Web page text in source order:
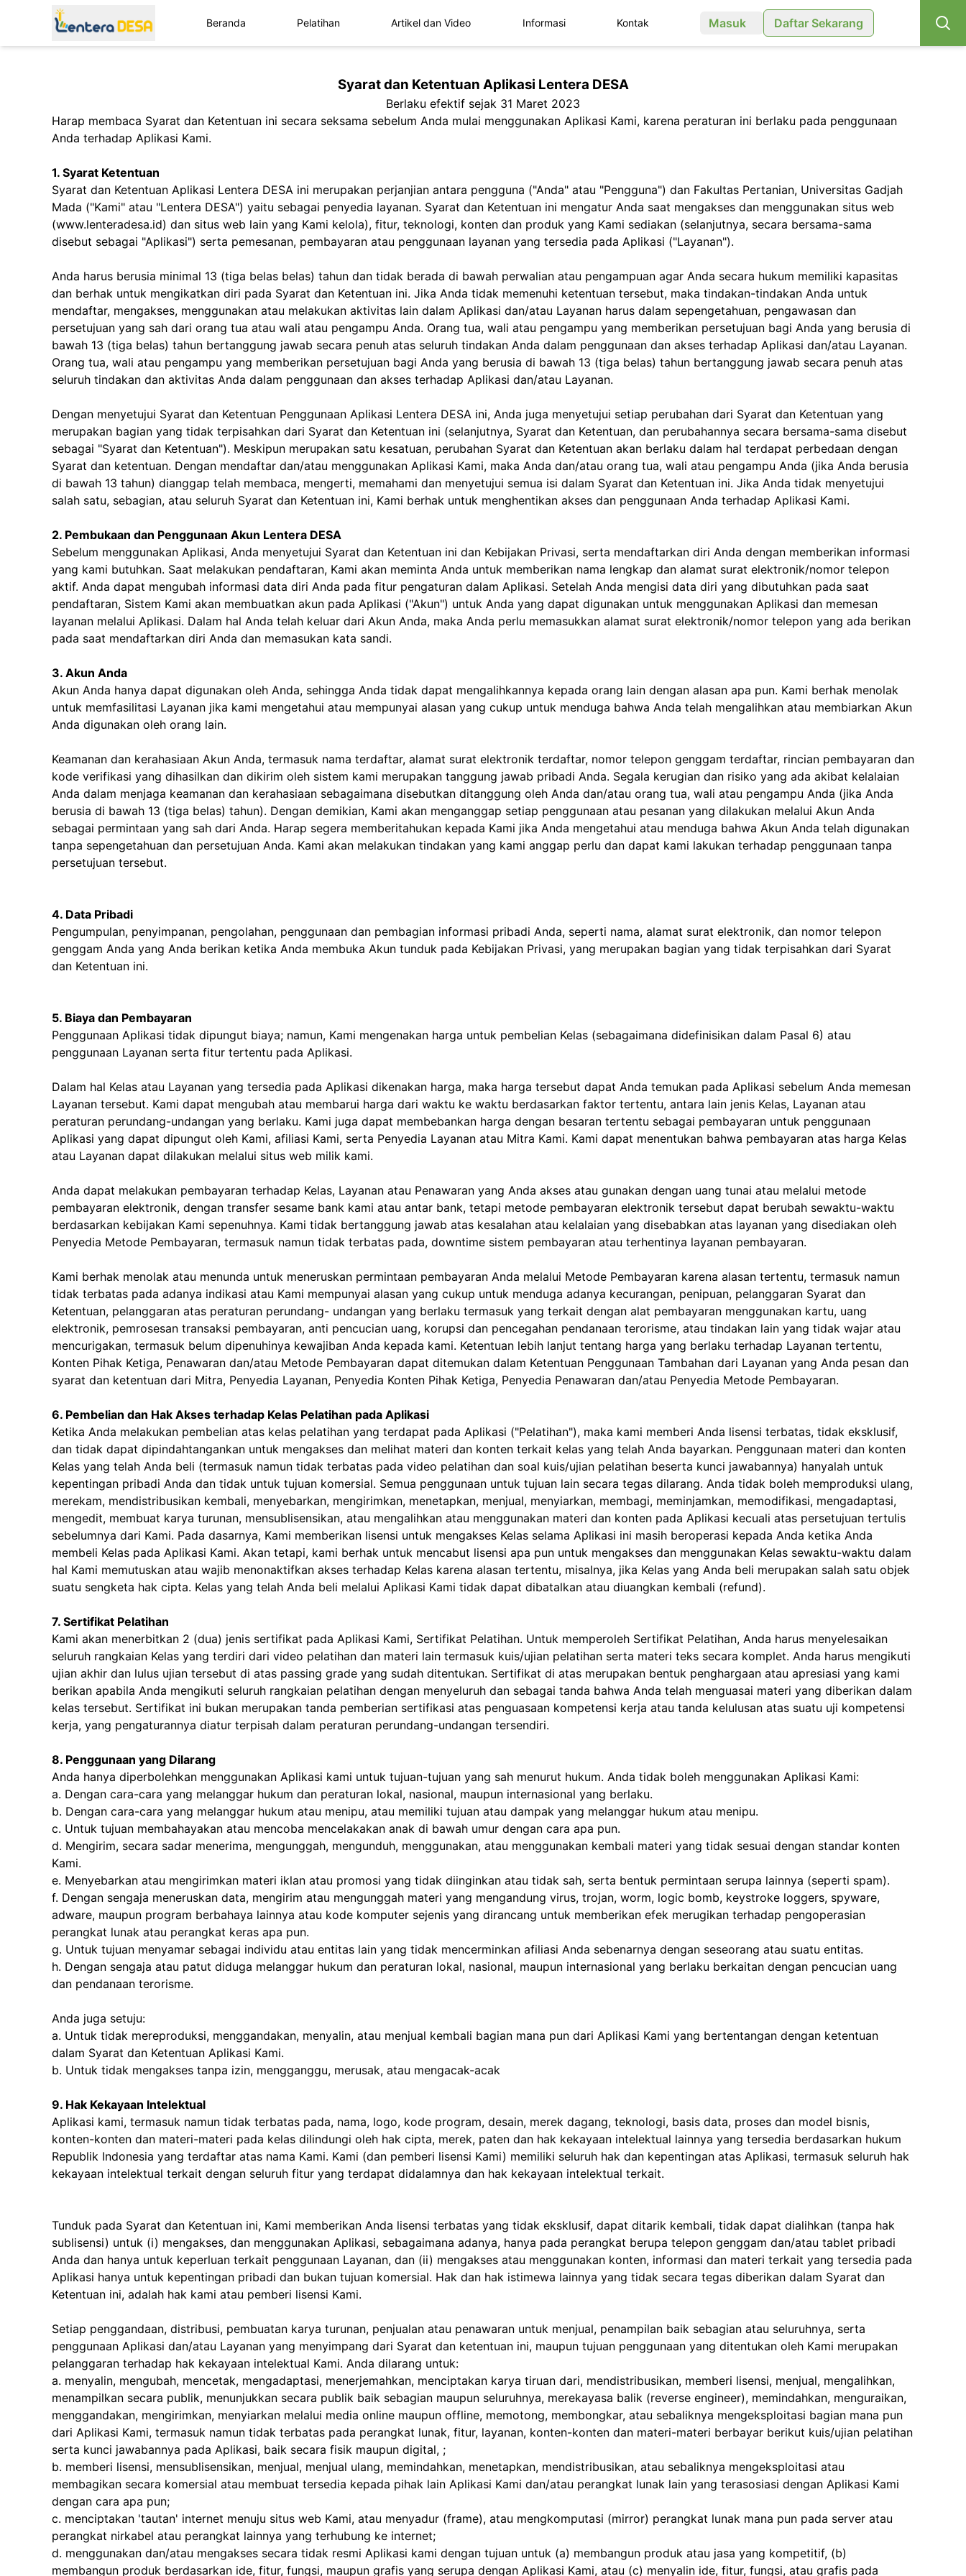
Beranda Pelatihan Artikel dan Video Informasi Kontak Masuk Daftar Sekarang
Syarat dan Ketentuan Aplikasi Lentera DESA
Berlaku efektif sejak 31 Maret 2023
Harap membaca Syarat dan Ketentuan ini secara seksama sebelum Anda mulai menggunakan Aplikasi Kami, karena peraturan ini berlaku pada penggunaan
Anda terhadap Aplikasi Kami.
1. Syarat Ketentuan
Syarat dan Ketentuan Aplikasi Lentera DESA ini merupakan perjanjian antara pengguna ("Anda" atau "Pengguna") dan Fakultas Pertanian, Universitas Gadjah
Mada ("Kami" atau "Lentera DESA") yaitu sebagai penyedia layanan. Syarat dan Ketentuan ini mengatur Anda saat mengakses dan menggunakan situs web
(www.lenteradesa.id) dan situs web lain yang Kami kelola), fitur, teknologi, konten dan produk yang Kami sediakan (selanjutnya, secara bersama-sama
disebut sebagai "Aplikasi") serta pemesanan, pembayaran atau penggunaan layanan yang tersedia pada Aplikasi ("Layanan").
Anda harus berusia minimal 13 (tiga belas belas) tahun dan tidak berada di bawah perwalian atau pengampuan agar Anda secara hukum memiliki kapasitas
dan berhak untuk mengikatkan diri pada Syarat dan Ketentuan ini. Jika Anda tidak memenuhi ketentuan tersebut, maka tindakan-tindakan Anda untuk
mendaftar, mengakses, menggunakan atau melakukan aktivitas lain dalam Aplikasi dan/atau Layanan harus dalam sepengetahuan, pengawasan dan
persetujuan yang sah dari orang tua atau wali atau pengampu Anda. Orang tua, wali atau pengampu yang memberikan persetujuan bagi Anda yang berusia di
bawah 13 (tiga belas) tahun bertanggung jawab secara penuh atas seluruh tindakan Anda dalam penggunaan dan akses terhadap Aplikasi dan/atau Layanan.
Orang tua, wali atau pengampu yang memberikan persetujuan bagi Anda yang berusia di bawah 13 (tiga belas) tahun bertanggung jawab secara penuh atas
seluruh tindakan dan aktivitas Anda dalam penggunaan dan akses terhadap Aplikasi dan/atau Layanan.
Dengan menyetujui Syarat dan Ketentuan Penggunaan Aplikasi Lentera DESA ini, Anda juga menyetujui setiap perubahan dari Syarat dan Ketentuan yang
merupakan bagian yang tidak terpisahkan dari Syarat dan Ketentuan ini (selanjutnya, Syarat dan Ketentuan, dan perubahannya secara bersama-sama disebut
sebagai "Syarat dan Ketentuan"). Meskipun merupakan satu kesatuan, perubahan Syarat dan Ketentuan akan berlaku dalam hal terdapat perbedaan dengan
Syarat dan ketentuan. Dengan mendaftar dan/atau menggunakan Aplikasi Kami, maka Anda dan/atau orang tua, wali atau pengampu Anda (jika Anda berusia
di bawah 13 tahun) dianggap telah membaca, mengerti, memahami dan menyetujui semua isi dalam Syarat dan Ketentuan ini. Jika Anda tidak menyetujui
salah satu, sebagian, atau seluruh Syarat dan Ketentuan ini, Kami berhak untuk menghentikan akses dan penggunaan Anda terhadap Aplikasi Kami.
2. Pembukaan dan Penggunaan Akun Lentera DESA
Sebelum menggunakan Aplikasi, Anda menyetujui Syarat dan Ketentuan ini dan Kebijakan Privasi, serta mendaftarkan diri Anda dengan memberikan informasi
yang kami butuhkan. Saat melakukan pendaftaran, Kami akan meminta Anda untuk memberikan nama lengkap dan alamat surat elektronik/nomor telepon
aktif. Anda dapat mengubah informasi data diri Anda pada fitur pengaturan dalam Aplikasi. Setelah Anda mengisi data diri yang dibutuhkan pada saat
pendaftaran, Sistem Kami akan membuatkan akun pada Aplikasi ("Akun") untuk Anda yang dapat digunakan untuk menggunakan Aplikasi dan memesan
layanan melalui Aplikasi. Dalam hal Anda telah keluar dari Akun Anda, maka Anda perlu memasukkan alamat surat elektronik/nomor telepon yang ada berikan
pada saat mendaftarkan diri Anda dan memasukan kata sandi.
3. Akun Anda
Akun Anda hanya dapat digunakan oleh Anda, sehingga Anda tidak dapat mengalihkannya kepada orang lain dengan alasan apa pun. Kami berhak menolak
untuk memfasilitasi Layanan jika kami mengetahui atau mempunyai alasan yang cukup untuk menduga bahwa Anda telah mengalihkan atau membiarkan Akun
Anda digunakan oleh orang lain.
Keamanan dan kerahasiaan Akun Anda, termasuk nama terdaftar, alamat surat elektronik terdaftar, nomor telepon genggam terdaftar, rincian pembayaran dan
kode verifikasi yang dihasilkan dan dikirim oleh sistem kami merupakan tanggung jawab pribadi Anda. Segala kerugian dan risiko yang ada akibat kelalaian
Anda dalam menjaga keamanan dan kerahasiaan sebagaimana disebutkan ditanggung oleh Anda dan/atau orang tua, wali atau pengampu Anda (jika Anda
berusia di bawah 13 (tiga belas) tahun). Dengan demikian, Kami akan menganggap setiap penggunaan atau pesanan yang dilakukan melalui Akun Anda
sebagai permintaan yang sah dari Anda. Harap segera memberitahukan kepada Kami jika Anda mengetahui atau menduga bahwa Akun Anda telah digunakan
tanpa sepengetahuan dan persetujuan Anda. Kami akan melakukan tindakan yang kami anggap perlu dan dapat kami lakukan terhadap penggunaan tanpa
persetujuan tersebut.
4. Data Pribadi
Pengumpulan, penyimpanan, pengolahan, penggunaan dan pembagian informasi pribadi Anda, seperti nama, alamat surat elektronik, dan nomor telepon
genggam Anda yang Anda berikan ketika Anda membuka Akun tunduk pada Kebijakan Privasi, yang merupakan bagian yang tidak terpisahkan dari Syarat
dan Ketentuan ini.
5. Biaya dan Pembayaran
Penggunaan Aplikasi tidak dipungut biaya; namun, Kami mengenakan harga untuk pembelian Kelas (sebagaimana didefinisikan dalam Pasal 6) atau
penggunaan Layanan serta fitur tertentu pada Aplikasi.
Dalam hal Kelas atau Layanan yang tersedia pada Aplikasi dikenakan harga, maka harga tersebut dapat Anda temukan pada Aplikasi sebelum Anda memesan
Layanan tersebut. Kami dapat mengubah atau membarui harga dari waktu ke waktu berdasarkan faktor tertentu, antara lain jenis Kelas, Layanan atau
peraturan perundang-undangan yang berlaku. Kami juga dapat membebankan harga dengan besaran tertentu sebagai pembayaran untuk penggunaan
Aplikasi yang dapat dipungut oleh Kami, afiliasi Kami, serta Penyedia Layanan atau Mitra Kami. Kami dapat menentukan bahwa pembayaran atas harga Kelas
atau Layanan dapat dilakukan melalui situs web milik kami.
Anda dapat melakukan pembayaran terhadap Kelas, Layanan atau Penawaran yang Anda akses atau gunakan dengan uang tunai atau melalui metode
pembayaran elektronik, dengan transfer sesame bank kami atau antar bank, tetapi metode pembayaran elektronik tersebut dapat berubah sewaktu-waktu
berdasarkan kebijakan Kami sepenuhnya. Kami tidak bertanggung jawab atas kesalahan atau kelalaian yang disebabkan atas layanan yang disediakan oleh
Penyedia Metode Pembayaran, termasuk namun tidak terbatas pada, downtime sistem pembayaran atau terhentinya layanan pembayaran.
Kami berhak menolak atau menunda untuk meneruskan permintaan pembayaran Anda melalui Metode Pembayaran karena alasan tertentu, termasuk namun
tidak terbatas pada adanya indikasi atau Kami mempunyai alasan yang cukup untuk menduga adanya kecurangan, penipuan, pelanggaran Syarat dan
Ketentuan, pelanggaran atas peraturan perundang- undangan yang berlaku termasuk yang terkait dengan alat pembayaran menggunakan kartu, uang
elektronik, pemrosesan transaksi pembayaran, anti pencucian uang, korupsi dan pencegahan pendanaan terorisme, atau tindakan lain yang tidak wajar atau
mencurigakan, termasuk belum dipenuhinya kewajiban Anda kepada kami. Ketentuan lebih lanjut tentang harga yang berlaku terhadap Layanan tertentu,
Konten Pihak Ketiga, Penawaran dan/atau Metode Pembayaran dapat ditemukan dalam Ketentuan Penggunaan Tambahan dari Layanan yang Anda pesan dan
syarat dan ketentuan dari Mitra, Penyedia Layanan, Penyedia Konten Pihak Ketiga, Penyedia Penawaran dan/atau Penyedia Metode Pembayaran.
6. Pembelian dan Hak Akses terhadap Kelas Pelatihan pada Aplikasi
Ketika Anda melakukan pembelian atas kelas pelatihan yang terdapat pada Aplikasi ("Pelatihan"), maka kami memberi Anda lisensi terbatas, tidak eksklusif,
dan tidak dapat dipindahtangankan untuk mengakses dan melihat materi dan konten terkait kelas yang telah Anda bayarkan. Penggunaan materi dan konten
Kelas yang telah Anda beli (termasuk namun tidak terbatas pada video pelatihan dan soal kuis/ujian pelatihan beserta kunci jawabannya) hanyalah untuk
kepentingan pribadi Anda dan tidak untuk tujuan komersial. Semua penggunaan untuk tujuan lain secara tegas dilarang. Anda tidak boleh memproduksi ulang,
merekam, mendistribusikan kembali, menyebarkan, mengirimkan, menetapkan, menjual, menyiarkan, membagi, meminjamkan, memodifikasi, mengadaptasi,
mengedit, membuat karya turunan, mensublisensikan, atau mengalihkan atau menggunakan materi dan konten pada Aplikasi kecuali atas persetujuan tertulis
sebelumnya dari Kami. Pada dasarnya, Kami memberikan lisensi untuk mengakses Kelas selama Aplikasi ini masih beroperasi kepada Anda ketika Anda
membeli Kelas pada Aplikasi Kami. Akan tetapi, kami berhak untuk mencabut lisensi apa pun untuk mengakses dan menggunakan Kelas sewaktu-waktu dalam
hal Kami memutuskan atau wajib menonaktifkan akses terhadap Kelas karena alasan tertentu, misalnya, jika Kelas yang Anda beli merupakan salah satu objek
suatu sengketa hak cipta. Kelas yang telah Anda beli melalui Aplikasi Kami tidak dapat dibatalkan atau diuangkan kembali (refund).
7. Sertifikat Pelatihan
Kami akan menerbitkan 2 (dua) jenis sertifikat pada Aplikasi Kami, Sertifikat Pelatihan. Untuk memperoleh Sertifikat Pelatihan, Anda harus menyelesaikan
seluruh rangkaian Kelas yang terdiri dari video pelatihan dan materi lain termasuk kuis/ujian pelatihan serta materi teks secara komplet. Anda harus mengikuti
ujian akhir dan lulus ujian tersebut di atas passing grade yang sudah ditentukan. Sertifikat di atas merupakan bentuk penghargaan atau apresiasi yang kami
berikan apabila Anda mengikuti seluruh rangkaian pelatihan dengan menyeluruh dan sebagai tanda bahwa Anda telah menguasai materi yang diberikan dalam
kelas tersebut. Sertifikat ini bukan merupakan tanda pemberian sertifikasi atas penguasaan kompetensi kerja atau tanda kelulusan atas suatu uji kompetensi
kerja, yang pengaturannya diatur terpisah dalam peraturan perundang-undangan tersendiri.
8. Penggunaan yang Dilarang
Anda hanya diperbolehkan menggunakan Aplikasi kami untuk tujuan-tujuan yang sah menurut hukum. Anda tidak boleh menggunakan Aplikasi Kami:
a. Dengan cara-cara yang melanggar hukum dan peraturan lokal, nasional, maupun internasional yang berlaku.
b. Dengan cara-cara yang melanggar hukum atau menipu, atau memiliki tujuan atau dampak yang melanggar hukum atau menipu.
c. Untuk tujuan membahayakan atau mencoba mencelakakan anak di bawah umur dengan cara apa pun.
d. Mengirim, secara sadar menerima, mengunggah, mengunduh, menggunakan, atau menggunakan kembali materi yang tidak sesuai dengan standar konten
Kami.
e. Menyebarkan atau mengirimkan materi iklan atau promosi yang tidak diinginkan atau tidak sah, serta bentuk permintaan serupa lainnya (seperti spam).
f. Dengan sengaja meneruskan data, mengirim atau mengunggah materi yang mengandung virus, trojan, worm, logic bomb, keystroke loggers, spyware,
adware, maupun program berbahaya lainnya atau kode komputer sejenis yang dirancang untuk memberikan efek merugikan terhadap pengoperasian
perangkat lunak atau perangkat keras apa pun.
g. Untuk tujuan menyamar sebagai individu atau entitas lain yang tidak mencerminkan afiliasi Anda sebenarnya dengan seseorang atau suatu entitas.
h. Dengan sengaja atau patut diduga melanggar hukum dan peraturan lokal, nasional, maupun internasional yang berlaku berkaitan dengan pencucian uang
dan pendanaan terorisme.
Anda juga setuju:
a. Untuk tidak mereproduksi, menggandakan, menyalin, atau menjual kembali bagian mana pun dari Aplikasi Kami yang bertentangan dengan ketentuan
dalam Syarat dan Ketentuan Aplikasi Kami.
b. Untuk tidak mengakses tanpa izin, mengganggu, merusak, atau mengacak-acak
9. Hak Kekayaan Intelektual
Aplikasi kami, termasuk namun tidak terbatas pada, nama, logo, kode program, desain, merek dagang, teknologi, basis data, proses dan model bisnis,
konten-konten dan materi-materi pada kelas dilindungi oleh hak cipta, merek, paten dan hak kekayaan intelektual lainnya yang tersedia berdasarkan hukum
Republik Indonesia yang terdaftar atas nama Kami. Kami (dan pemberi lisensi Kami) memiliki seluruh hak dan kepentingan atas Aplikasi, termasuk seluruh hak
kekayaan intelektual terkait dengan seluruh fitur yang terdapat didalamnya dan hak kekayaan intelektual terkait.
Tunduk pada Syarat dan Ketentuan ini, Kami memberikan Anda lisensi terbatas yang tidak eksklusif, dapat ditarik kembali, tidak dapat dialihkan (tanpa hak
sublisensi) untuk (i) mengakses, dan menggunakan Aplikasi, sebagaimana adanya, hanya pada perangkat berupa telepon genggam dan/atau tablet pribadi
Anda dan hanya untuk keperluan terkait penggunaan Layanan, dan (ii) mengakses atau menggunakan konten, informasi dan materi terkait yang tersedia pada
Aplikasi hanya untuk kepentingan pribadi dan bukan tujuan komersial. Hak dan hak istimewa lainnya yang tidak secara tegas diberikan dalam Syarat dan
Ketentuan ini, adalah hak kami atau pemberi lisensi Kami.
Setiap penggandaan, distribusi, pembuatan karya turunan, penjualan atau penawaran untuk menjual, penampilan baik sebagian atau seluruhnya, serta
penggunaan Aplikasi dan/atau Layanan yang menyimpang dari Syarat dan ketentuan ini, maupun tujuan penggunaan yang ditentukan oleh Kami merupakan
pelanggaran terhadap hak kekayaan intelektual Kami. Anda dilarang untuk:
a. menyalin, mengubah, mencetak, mengadaptasi, menerjemahkan, menciptakan karya tiruan dari, mendistribusikan, memberi lisensi, menjual, mengalihkan,
menampilkan secara publik, menunjukkan secara publik baik sebagian maupun seluruhnya, merekayasa balik (reverse engineer), memindahkan, menguraikan,
menggandakan, mengirimkan, menyiarkan melalui media online maupun offline, memotong, membongkar, atau sebaliknya mengeksploitasi bagian mana pun
dari Aplikasi Kami, termasuk namun tidak terbatas pada perangkat lunak, fitur, layanan, konten-konten dan materi-materi berbayar berikut kuis/ujian pelatihan
serta kunci jawabannya pada Aplikasi, baik secara fisik maupun digital, ;
b. memberi lisensi, mensublisensikan, menjual, menjual ulang, memindahkan, menetapkan, mendistribusikan, atau sebaliknya mengeksploitasi atau
membagikan secara komersial atau membuat tersedia kepada pihak lain Aplikasi Kami dan/atau perangkat lunak lain yang terasosiasi dengan Aplikasi Kami
dengan cara apa pun;
c. menciptakan 'tautan' internet menuju situs web Kami, atau menyadur (frame), atau mengkomputasi (mirror) perangkat lunak mana pun pada server atau
perangkat nirkabel atau perangkat lainnya yang terhubung ke internet;
d. menggunakan dan/atau mengakses secara tidak resmi Aplikasi kami dengan tujuan untuk (a) membangun produk atau jasa yang kompetitif, (b)
membangun produk berdasarkan ide, fitur, fungsi, maupun grafis yang serupa dengan Aplikasi Kami, atau (c) menyalin ide, fitur, fungsi, atau grafis pada